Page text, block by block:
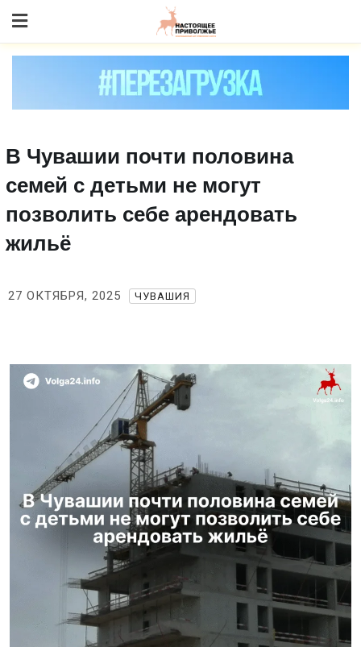
to content
В Чувашии почти половина
семей с детьми не могут
позволить себе арендовать
жильё
27 ОКТЯБРЯ, 2025 ЧУВАШИЯ